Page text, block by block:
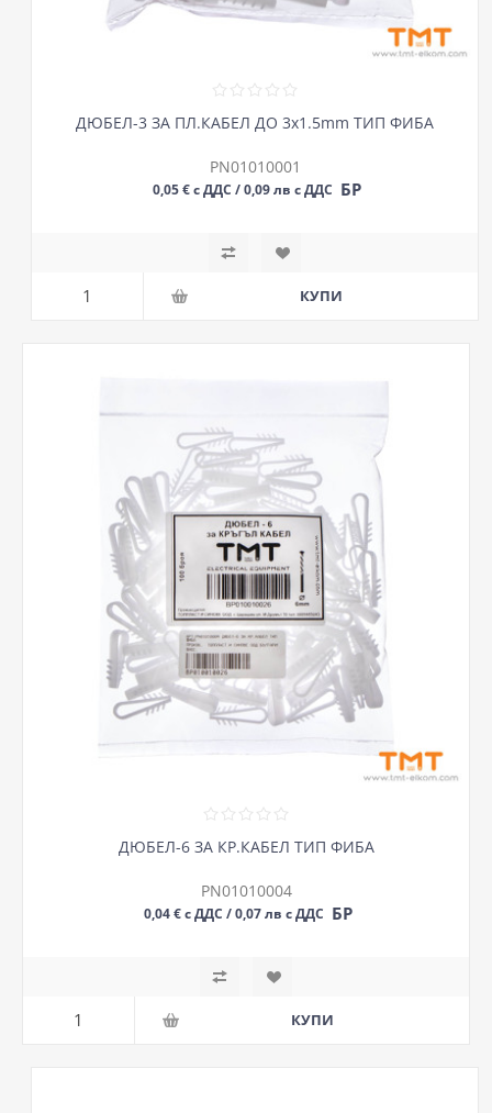
ДЮБЕЛ-3 ЗА ПЛ.КАБЕЛ ДО 3х1.5mm ТИП ФИБА
PN01010001
0,05 € с ДДС / 0,09 лв с ДДС БР
ДЮБЕЛ-6 ЗА КР.КАБЕЛ ТИП ФИБА
PN01010004
0,04 € с ДДС / 0,07 лв с ДДС БР